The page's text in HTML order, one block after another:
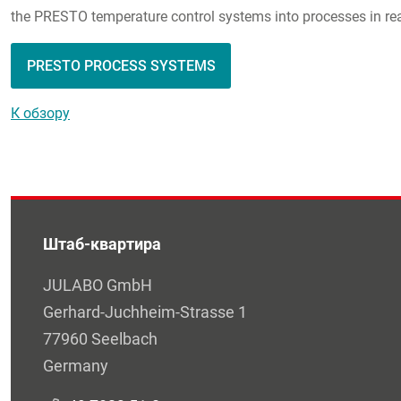
the PRESTO temperature control systems into processes in
PRESTO PROCESS SYSTEMS
К обзору
Штаб-квартира
JULABO GmbH
Gerhard-Juchheim-Strasse 1
77960 Seelbach
Germany